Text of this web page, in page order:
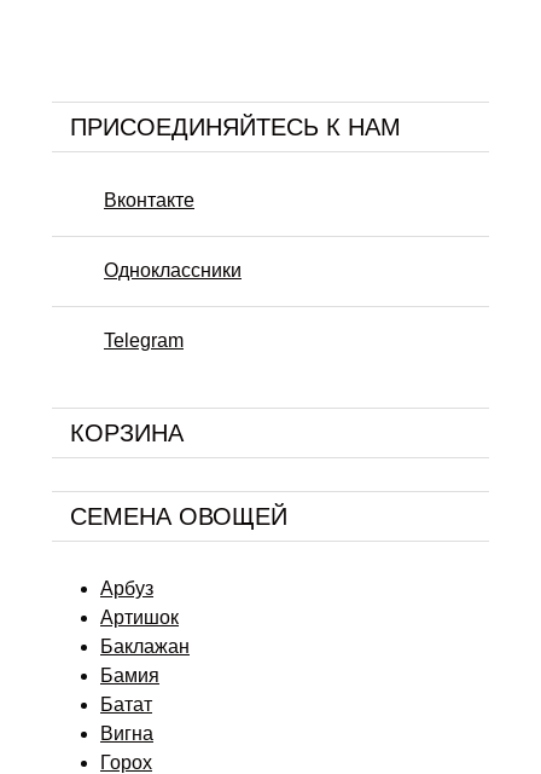
ПРИСОЕДИНЯЙТЕСЬ К НАМ
Вконтакте
Одноклассники
Telegram
КОРЗИНА
СЕМЕНА ОВОЩЕЙ
Арбуз
Артишок
Баклажан
Бамия
Батат
Вигна
Горох